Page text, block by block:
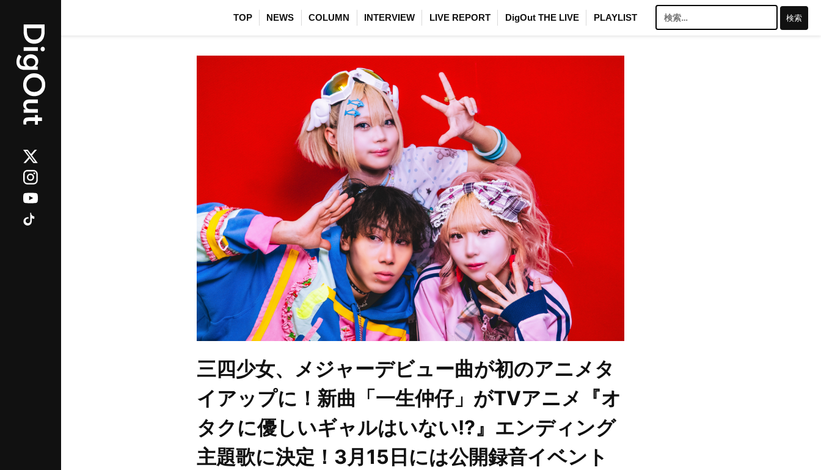
TOP NEWS COLUMN INTERVIEW LIVE REPORT DigOut THE LIVE PLAYLIST
索:
三四少女、メジャーデビュー曲が初のアニメタ
イアップに！新曲「一生仲仔」がTVアニメ『オ
タクに優しいギャルはいない!?』エンディング
主題歌に決定！3月15日には公開録音イベント